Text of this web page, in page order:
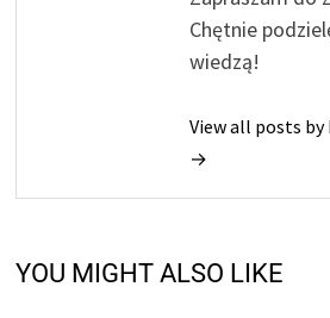
Chętnie
wiedzą!
View all posts
→
YOU MIGHT ALSO LIKE